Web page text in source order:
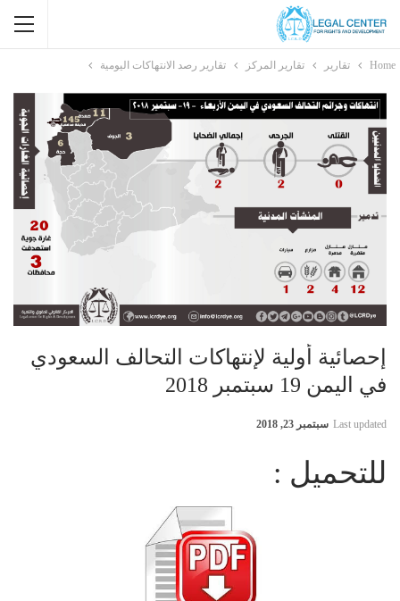
Home تقارير تقارير المركز تقارير رصد الانتهاكات اليومية
إحصائية أولية لإنتهاكات التحالف السعودي
في اليمن 19 سبتمبر 2018
Last updated سبتمبر 23, 2018
للتحميل :